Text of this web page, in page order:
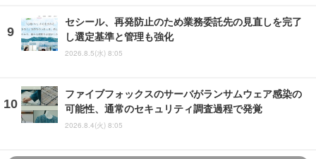
セシール、再発防止のため業務委託先の見直しを完了
し選定基準と管理も強化
2026.8.5(水) 8:05
ファイブフォックスのサーバがランサムウェア感染の
可能性、通常のセキュリティ調査過程で発覚
2026.8.4(火) 8:05